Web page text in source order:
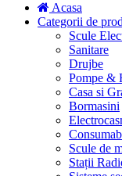
Acasa
Categorii de
Scule
Sanitare
Drujbe
Pompe &
Casa si
Bormasini
Scule de
Stații